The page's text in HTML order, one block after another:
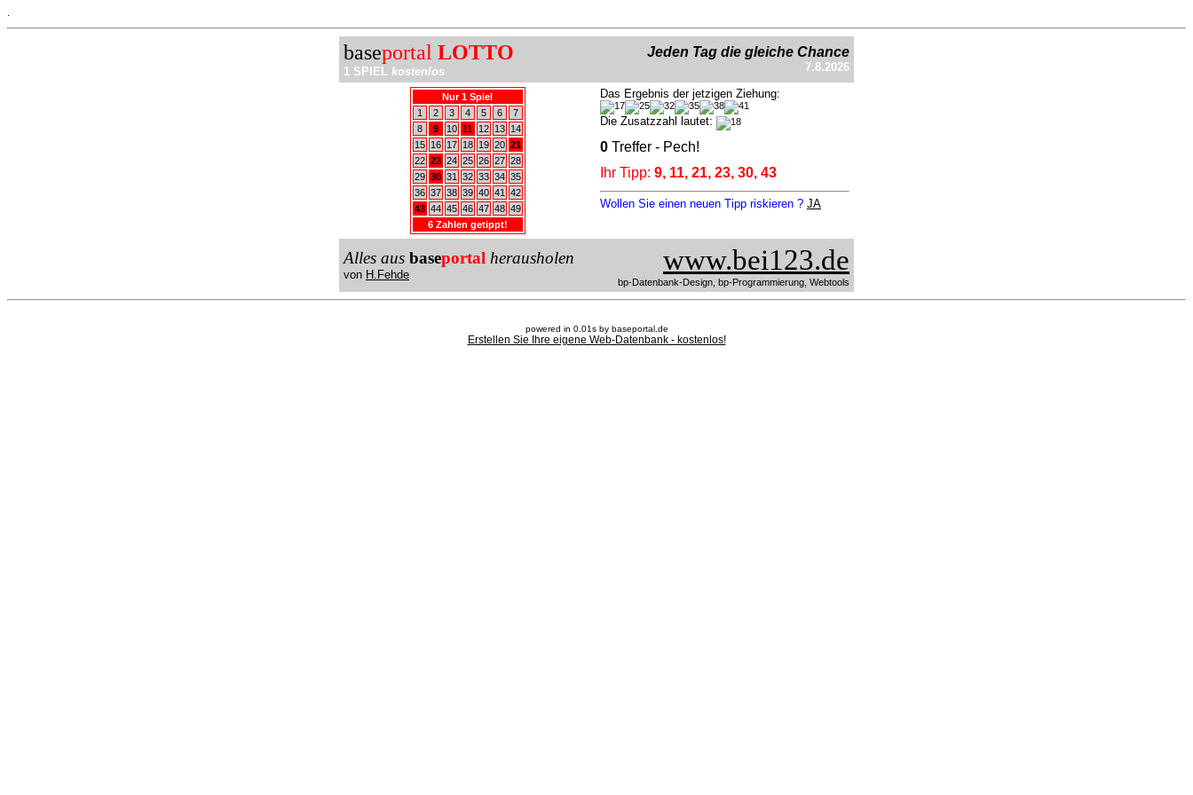
baseportal LOTTO
1 SPIEL kostenlos
Jeden Tag die gleiche Chance
7.8.2026
Nur 1 Spiel
1
2 3 4 5 6
7
8
9 10 11 12 13
14
15
16 17 18 19 20 21
22 23 24 25 26 27 28
29 30 31 32 33 34 35
36 37 38 39 40 41
42
43 44 45 46 47 48 49
6 Zahlen getippt!
Das Ergebnis der jetzigen Ziehung:
Die Zusatzzahl lautet:
0 Treffer - Pech!
Ihr Tipp: 9, 11, 21, 23, 30, 43
Wollen Sie einen neuen Tipp riskieren ? JA
Alles aus baseportal herausholen
von H.Fehde www.bei123.de
bp-Datenbank-Design, bp-Programmierung, Webtools
powered in 0.01s by baseportal.de
Erstellen Sie Ihre eigene Web-Datenbank - kostenlos!